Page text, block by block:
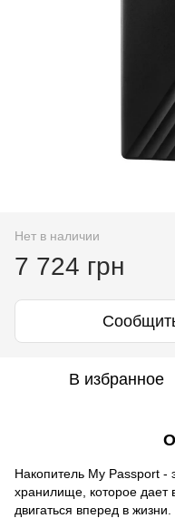
Нет в наличии
7 724 грн
В избранное
Накопитель My Passport -
хранилище, которое дает
двигаться вперед в жизни.